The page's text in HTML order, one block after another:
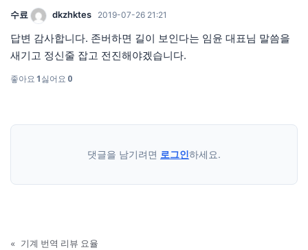
수료 dkzhktes 2019-07-26 21:21
답변 감사합니다. 존버하면 길이 보인다는 임윤 대표님 말씀을
새기고 정신줄 잡고 전진해야겠습니다.
좋아요1싫어요 0
댓글을 남기려면 로그인하세요.
« 기계 번역 리뷰 요율